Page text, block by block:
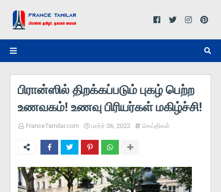
பிரான்ஸில் திறக்கப்படும் புகழ் பெற்ற
உணவகம்! உணவு பிரியர்கள் மகிழ்ச்சி!
FranceTamilar.com மார்ச் 06, 2022 செய்திகள்